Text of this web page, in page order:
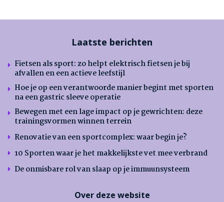
Laatste berichten
Fietsen als sport: zo helpt elektrisch fietsen je bij
afvallen en een actieve leefstijl
Hoe je op een verantwoorde manier begint met sporten
na een gastric sleeve operatie
Bewegen met een lage impact op je gewrichten: deze
trainingsvormen winnen terrein
Renovatie van een sportcomplex: waar begin je?
10 Sporten waar je het makkelijkste vet mee verbrand
De onmisbare rol van slaap op je immuunsysteem
Over deze website